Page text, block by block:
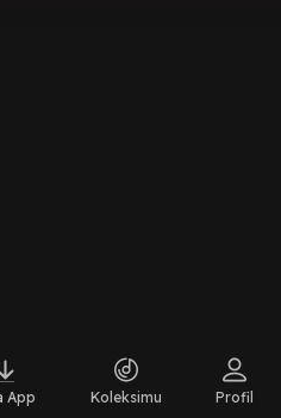
App Koleksimu Profil